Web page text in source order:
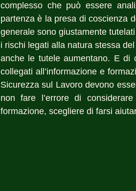
complesso che può essere
partenza è la presa di coscienza
generale sono giustamente
i rischi legati alla natura stessa
anche le tutele aumentano. E di
collegati all’informazione e
Sicurezza sul Lavoro devono
non fare l’errore di
formazione, scegliere di farsi